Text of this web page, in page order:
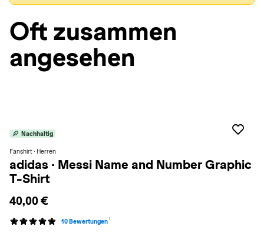
Oft zusammen
angesehen
Nachhaltig
Fanshirt · Herren
adidas · Messi Name and Number Graphic
T-Shirt
40,00 €
10 Bewertungen 1